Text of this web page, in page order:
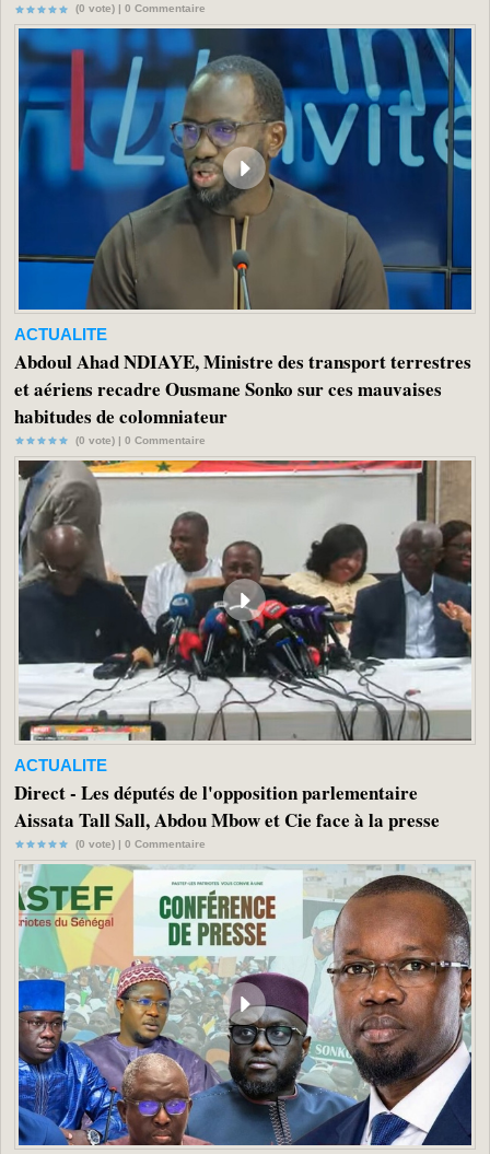
(0 vote) | 0 Commentaire
ACTUALITE
Abdoul Ahad NDIAYE, Ministre des transport terrestres
et aériens recadre Ousmane Sonko sur ces mauvaises
habitudes de colomniateur
(0 vote) | 0 Commentaire
ACTUALITE
Direct - Les députés de l'opposition parlementaire
Aissata Tall Sall, Abdou Mbow et Cie face à la presse
(0 vote) | 0 Commentaire